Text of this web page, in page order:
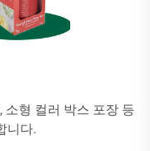
소형 컬러 박스 포장 등
니다.